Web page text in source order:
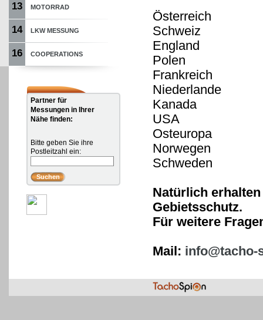
13 MOTORRAD
14 LKW MESSUNG
16 COOPERATIONS
Partner für
Messungen in Ihrer
Nähe finden:
Bitte geben Sie ihre
Postleitzahl ein:
Österreich
Schweiz
England
Polen
Frankreich
Niederlande
Kanada
USA
Osteuropa
Norwegen
Schweden
Natürlich
Gebietsschutz.
Für weitere
Mail: info@tacho-